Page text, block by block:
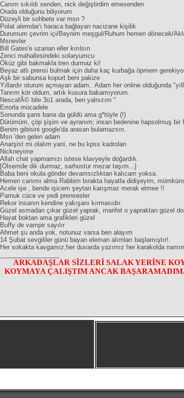
sıkıldı senden, nick değiştirdim emesenden
olduğunu biliyorum
bir sohbete var msn ?
alemdar'ı haraca bağlayan nacizane kişilik
çevrim içi/Beynim meşgul/Ruhum hemen dönecek/
Gates'e uzanan eller kırılsın
mahallesindeki solaryumcu
gibi bakmakla tren durmaz ki!
atlı prensi bulmak için daha kaç kurbağa öpmem
bir sabunsa kopurt beni pakize
oturum açmayan adam.. Adam her online olduğunda
kör oldum, artık kusura bakamıyorum.
bile 3ü1 arada, ben yalnızım "
mücadele
şans bana da güldü ama g*tüyle (!)
çöp şişim ve ayranım; insan bedenine hapsolmuş bir
gibisini google'da arasan bulamazsın.
'den gelen adam
mi olalım yani, ne bu kpss kadroları
chat yapmamızı istese klavyeyle doğardık.
dik durmaz, sarhostur mezar taşım...]
beni okula gönder devamsızlıktan kalıcam yoksa.
canımı alma Rabbim bırakta hayatla didişeyim,
işe , bende işicem şeytan karışmaz merak etmee !!
cüce ve yedi prensesler
insanın kendine yakışanı kırmasıdır.
asmadan çıkar güzel yaprak, marifet o yapraktan güzel
boktan ama grafikleri güzel
de vampir sayılır
şu anda yok, notunuz varsa ben alayım
Şubat sevgililer günü bayan eleman alımları başlamıştır!.
sokakta kavgamız,her duvarda yazımız her karakolda
ARKADAŞLAR SİZLERİ SALAK YERİNE
KOYMAYA ÇALIŞTIM ANCAK